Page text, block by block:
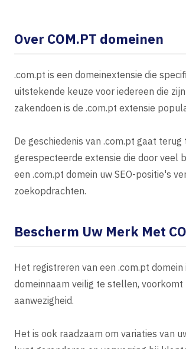
Over COM.PT domeinen
.com.pt is een domeinextensie die
uitstekende keuze voor iedereen die
zakendoen is de .com.pt extensie
De geschiedenis van .com.pt gaat
gerespecteerde extensie die door veel
een .com.pt domein uw SEO-positie's
zoekopdrachten.
Bescherm Uw Merk Met
Het registreren van een .com.pt
domeinnaam veilig te stellen,
aanwezigheid.
Het is ook raadzaam om variaties van